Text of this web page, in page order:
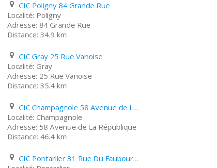
CIC Poligny 84 Grande Rue
Poligny
84 Grande Rue
34.9 km
CIC Gray 25 Rue Vanoise
Gray
25 Rue Vanoise
35.4 km
CIC Champagnole 58 Avenue de La République
Champagnole
58 Avenue de La République
46.4 km
CIC Pontarlier 31 Rue Du Faubourg St Pierre